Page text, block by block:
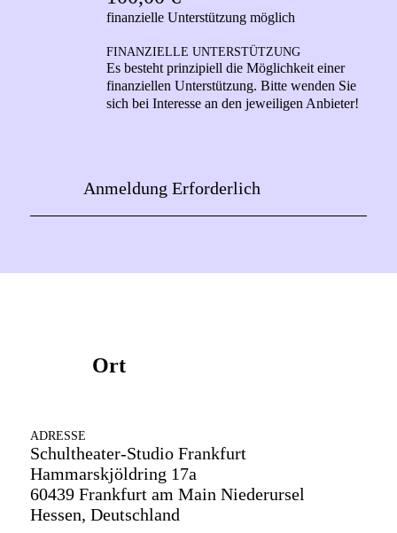
finanzielle Unterstützung möglich
FINANZIELLE UNTERSTÜTZUNG
Es besteht prinzipiell die Möglichkeit einer
finanziellen Unterstützung. Bitte wenden Sie
sich bei Interesse an den jeweiligen Anbieter!
Anmeldung Erforderlich
Ort
ADRESSE
Schultheater-Studio Frankfurt
Hammarskjöldring 17a
60439 Frankfurt am Main Niederursel
Hessen, Deutschland